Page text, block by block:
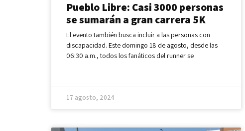
Pueblo Libre: Casi 3000 personas
se sumarán a gran carrera 5K
El evento también busca incluir a las personas con
discapacidad. Este domingo 18 de agosto, desde las
06:30 a.m., todos los fanáticos del runner se
17 agosto, 2024